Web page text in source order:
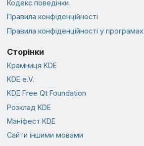
Кодекс поведінки
Правила конфіденційності
Правила конфіденційності у програмах
Сторінки
Крамниця KDE
KDE e.V.
KDE Free Qt Foundation
Розклад KDE
Маніфест KDE
Сайти іншими мовами